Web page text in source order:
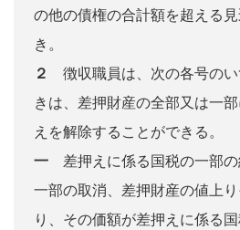
の他の債権の合計額を超える
き。
２
徴収職員は、次の各号の
きは、差押財産の全部又は一
えを解除することができる。
一 差押えに係る国税の一部
一部の取消、差押財産の値上
り、その価額が差押えに係る